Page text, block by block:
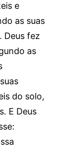
e
as suas
Deus fez
as
do solo,
E Deus